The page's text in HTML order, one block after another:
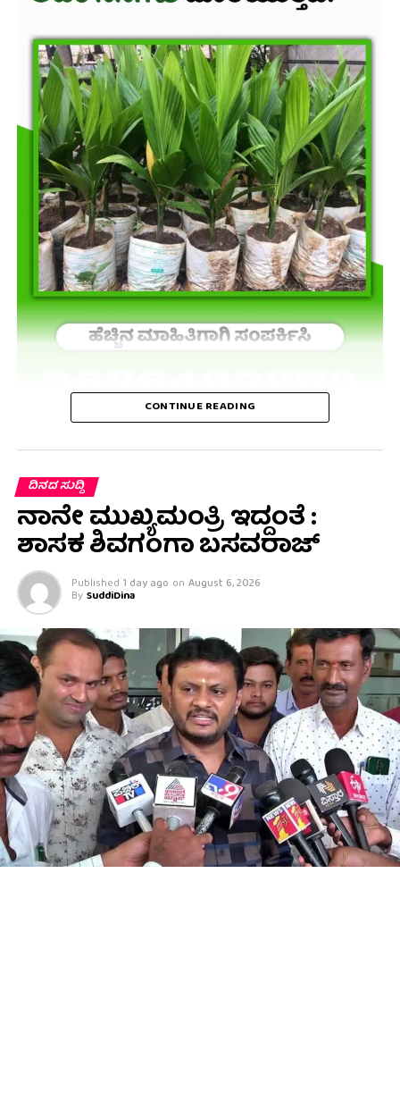
CONTINUE READING
ದಿನದ ಸುದ್ದಿ
ನಾನೇ ಮುಖ್ಯಮಂತ್ರಿ ಇದ್ದಂತೆ :
ಶಾಸಕ ಶಿವಗಂಗಾ ಬಸವರಾಜ್
Published 1 day ago on August 6, 2026
By SuddiDina